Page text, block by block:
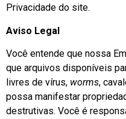
Privacidade do site.
Aviso Legal
Você entende que nossa
que arquivos disponíveis
livres de vírus, worms,
possa manifestar
destrutivas. Você é